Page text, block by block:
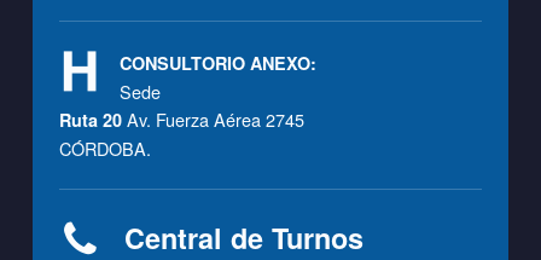
CONSULTORIO ANEXO:
Sede
Ruta 20Av. Fuerza Aérea 2745
CÓRDOBA.
Central de Turnos